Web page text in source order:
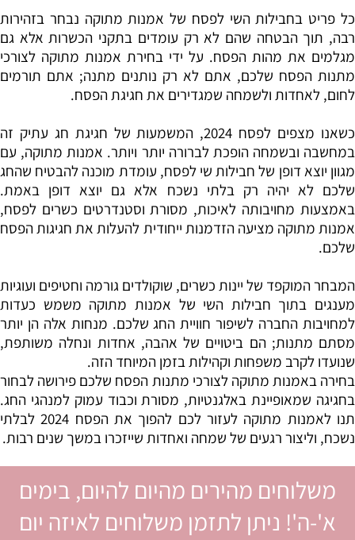
כל פריט בחבילות השי לפסח של אמנות מתוקה נבחר בזהירות
רבה, תוך הבטחה שהם לא רק עומדים בתקני הכשרות אלא גם
מגלמים את מהות הפסח. על ידי בחירת אמנות מתוקה לצורכי
מתנות הפסח שלכם, אתם לא רק נותנים מתנה; אתם תורמים
לחום, לאחדות ולשמחה שמגדירים את חגיגת הפסח.
כשאנו מצפים לפסח 2024, המשמעות של חגיגת חג עתיק זה
במחשבה ובשמחה הופכת לברורה יותר ויותר. אמנות מתוקה, עם
מגוון יוצא דופן של חבילות שי לפסח, עומדת מוכנה להבטיח שהחג
שלכם לא יהיה רק בלתי נשכח אלא גם יוצא דופן באמת.
באמצעות מחויבותה לאיכות, מסורת וסטנדרטים כשרים לפסח,
אמנות מתוקה מציעה הזדמנות ייחודית להעלות את חגיגות הפסח
שלכם.
המבחר המוקפד של יינות כשרים, שוקולדים גורמה וחטיפים ועוגיות
מענגים בתוך חבילות השי של אמנות מתוקה משמש כעדות
למחויבות החברה לשיפור חוויית החג שלכם. מנחות אלה הן יותר
מסתם מתנות; הם ביטויים של אהבה, אחדות ונחלה משותפת,
שנועדו לקרב משפחות וקהילות בזמן המיוחד הזה.
בחירה באמנות מתוקה לצורכי מתנות הפסח שלכם פירושה לבחור
בחגיגה שמאופיינת באלגנטיות, מסורת וכבוד עמוק למנהגי החג.
תנו לאמנות מתוקה לעזור לכם להפוך את הפסח 2024 לבלתי
נשכח, וליצור רגעים של שמחה ואחדות שייזכרו במשך שנים רבות.
משלוחים מהירים מהיום להיום, בימים
א'-ה'! ניתן לתזמן משלוחים לאיזה יום